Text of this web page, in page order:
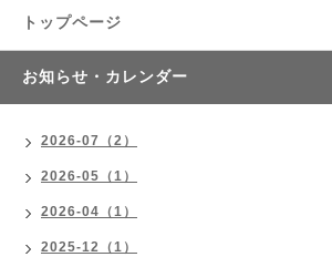
トップページ
お知らせ・カレンダー
2026-07（2）
2026-05（1）
2026-04（1）
2025-12（1）